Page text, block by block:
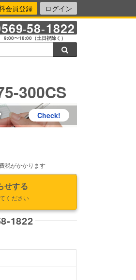
会員登録 ログイン
-58-1822
〜18:00（土日祝除く）
300CS
Check!
税がかかります
せする
ください
1822